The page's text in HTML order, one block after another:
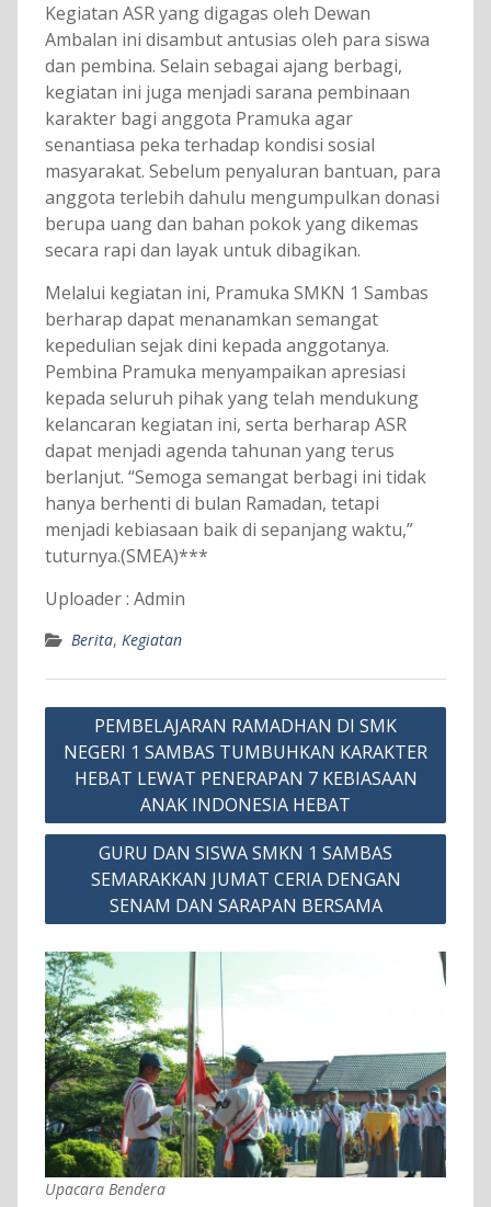
Kegiatan ASR yang digagas oleh Dewan
Ambalan ini disambut antusias oleh para siswa
dan pembina. Selain sebagai ajang berbagi,
kegiatan ini juga menjadi sarana pembinaan
karakter bagi anggota Pramuka agar
senantiasa peka terhadap kondisi sosial
masyarakat. Sebelum penyaluran bantuan, para
anggota terlebih dahulu mengumpulkan donasi
berupa uang dan bahan pokok yang dikemas
secara rapi dan layak untuk dibagikan.
Melalui kegiatan ini, Pramuka SMKN 1 Sambas
berharap dapat menanamkan semangat
kepedulian sejak dini kepada anggotanya.
Pembina Pramuka menyampaikan apresiasi
kepada seluruh pihak yang telah mendukung
kelancaran kegiatan ini, serta berharap ASR
dapat menjadi agenda tahunan yang terus
berlanjut. “Semoga semangat berbagi ini tidak
hanya berhenti di bulan Ramadan, tetapi
menjadi kebiasaan baik di sepanjang waktu,”
tuturnya.(SMEA)***
Uploader : Admin
Berita, Kegiatan
Navigasi
pos
PEMBELAJARAN RAMADHAN DI SMK
NEGERI 1 SAMBAS TUMBUHKAN KARAKTER
HEBAT LEWAT PENERAPAN 7 KEBIASAAN
ANAK INDONESIA HEBAT
GURU DAN SISWA SMKN 1 SAMBAS
SEMARAKKAN JUMAT CERIA DENGAN
SENAM DAN SARAPAN BERSAMA
Upacara Bendera